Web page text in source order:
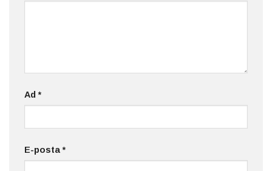
Ad*
E-posta*